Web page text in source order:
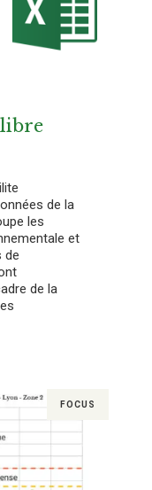
libre
de la
les
et
de
de la
FOCUS